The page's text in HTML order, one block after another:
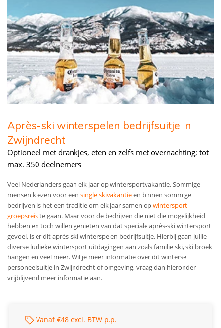
Après-ski winterspelen bedrijfsuitje in
Zwijndrecht
Optioneel met drankjes, eten en zelfs met overnachting; tot
max. 350 deelnemers
Veel Nederlanders gaan elk jaar op wintersportvakantie. Sommige
mensen kiezen voor een single skivakantieen binnen sommige
bedrijven is het een traditie om elk jaar samen opwintersport
groepsreiste gaan. Maar voor de bedrijven die niet die mogelijkheid
hebben en toch willen genieten van dat speciale après-ski wintersport
gevoel, is er dit après-ski winterspelen bedrijfsuitje. Hierbij gaan jullie
diverse ludieke wintersport uitdagingen aan zoals familie ski, ski broek
hangen en veel meer. Wil je meer informatie over dit winterse
personeelsuitje in Zwijndrecht of omgeving, vraag dan hieronder
vrijblijvend meer informatie aan.
Vanaf €48 excl. BTW p.p.